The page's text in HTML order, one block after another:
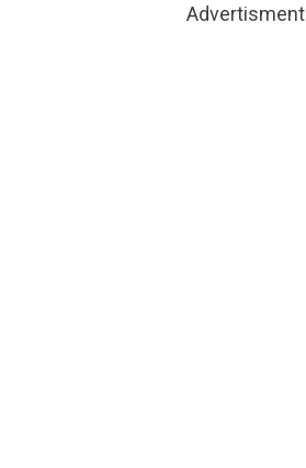
Advertisment